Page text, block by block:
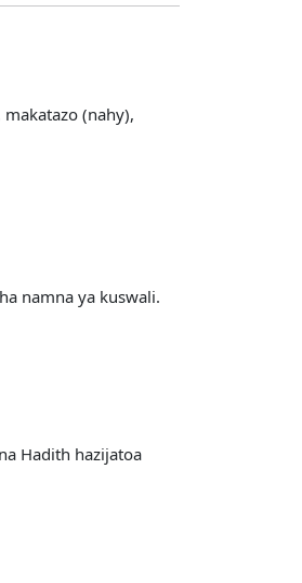
(nahy),
namna ya kuswali.
Hadith hazijatoa